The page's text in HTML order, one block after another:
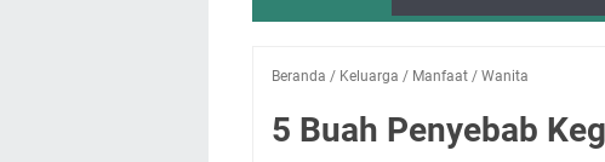
Beranda / Keluarga / Manfaat / Wanita
5 Buah Penyebab